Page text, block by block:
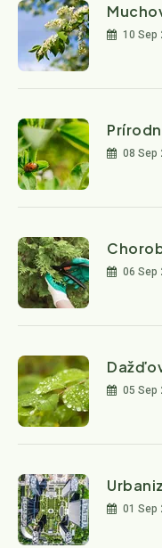
10 Sep
08 Sep
06 Sep
05 Sep
01 Sep